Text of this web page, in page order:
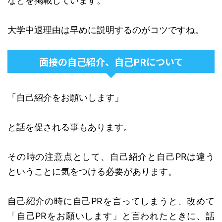
大学中退理由は早めに説明するのがコツですね。
面接の自己紹介、自己PRについて
「自己紹介をお願いします」
と話を促される事もあります。
その時の注意点として、自己紹介と自己PRは違う
ということに気をつける必要があります。
自己紹介の時に自己PRを言ってしまうと、改めて
「自己PRをお願いします」と言われたときに、話